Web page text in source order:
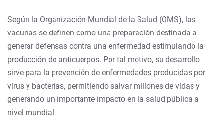
Según la Organización Mundial de la Salud (OMS), las
vacunas se definen como una preparación destinada a
generar defensas contra una enfermedad estimulando la
producción de anticuerpos. Por tal motivo, su desarrollo
sirve para la prevención de enfermedades producidas por
virus y bacterias, permitiendo salvar millones de vidas y
generando un importante impacto en la salud pública a
nivel mundial.